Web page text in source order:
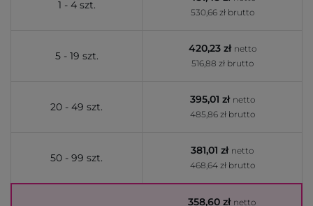
1 - 4 szt.
530,66 zł brutto
5 - 19 szt.
420,23 zł netto
516,88 zł brutto
20 - 49 szt.
395,01 zł netto
485,86 zł brutto
50 - 99 szt.
381,01 zł netto
468,64 zł brutto
358,60 zł netto